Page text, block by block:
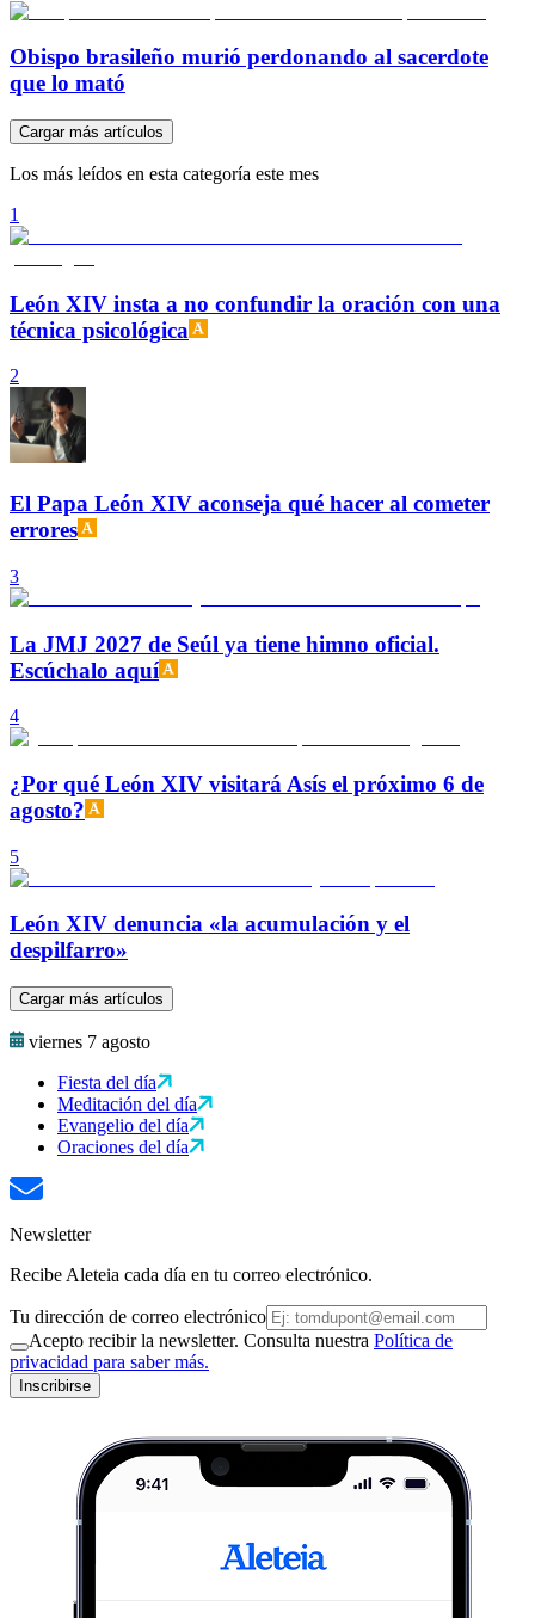
Obispo brasileño murió perdonando al sacerdote
que lo mató
Cargar más artículos
Los más leídos en esta categoría este mes
1
León XIV insta a no confundir la oración con una
técnica psicológica
2
El Papa León XIV aconseja qué hacer al cometer
errores
3
La JMJ 2027 de Seúl ya tiene himno oficial.
Escúchalo aquí
4
¿Por qué León XIV visitará Asís el próximo 6 de
agosto?
5
León XIV denuncia «la acumulación y el
despilfarro»
Cargar más artículos
viernes 7 agosto
Fiesta del día
Meditación del día
Evangelio del día
Oraciones del día
Newsletter
Recibe Aleteia cada día en tu correo electrónico.
Tu dirección de correo electrónico
Acepto recibir la newsletter. Consulta nuestra Política de
privacidad para saber más.
Inscribirse